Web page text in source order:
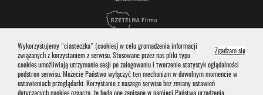
Zgadzam sięna
Wykorzystujemy "ciasteczka" (cookies) w celu gromadzenia informacji
związanych z korzystaniem z serwisu. Stosowane przez nas pliki typu
cookies umożliwiają utrzymanie sesji po zalogowaniu i tworzenie statystyk oglądalności
podstron serwisu. Możecie Państwo wyłączyć ten mechanizm w dowolnym momencie w
ustawieniach przeglądarki. Korzystanie z naszego serwisu bez zmiany ustawień
dotyczących cookies oznacza, że będą one zapisane w pamięci Państwa urządzenia.
Projekt i realizacja © 2017Agencja Reklamowa idealmedia.pl-
Profesjonalny system CMS, studio graficzne, portale internetowe.
serwisu